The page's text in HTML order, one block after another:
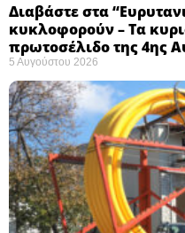
Διαβάστε στα
κυκλοφορούν – Τα
πρωτοσέλιδο της 4ης
5 Αυγούστου 2026